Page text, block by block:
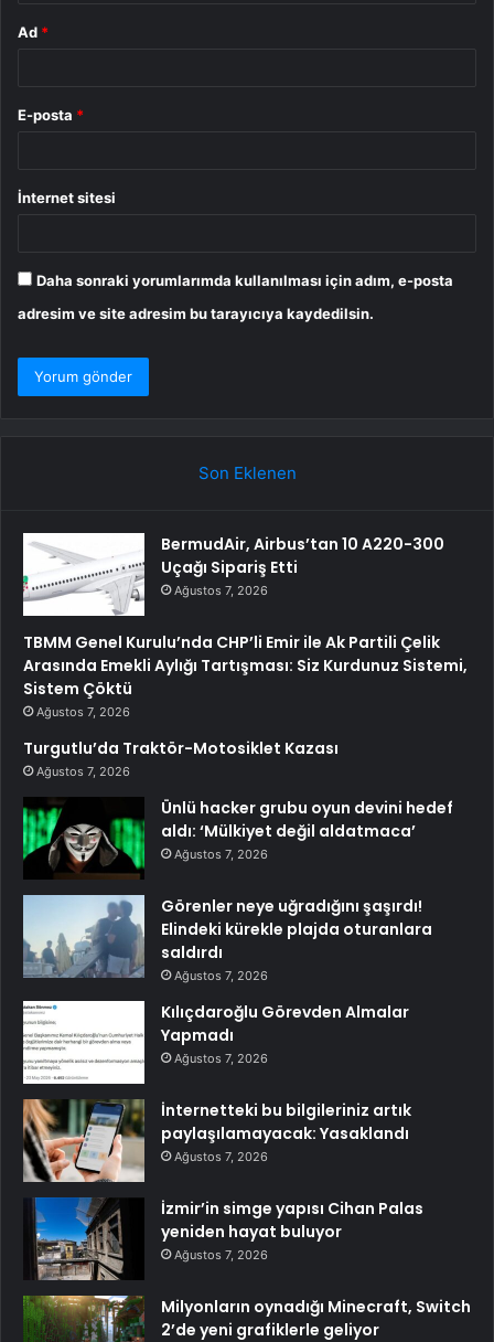
Ad *
E-posta *
İnternet sitesi
Daha sonraki yorumlarımda kullanılması için adım, e-posta
adresim ve site adresim bu tarayıcıya kaydedilsin.
Son Eklenen
BermudAir, Airbus’tan 10 A220-300
Uçağı Sipariş Etti
Ağustos 7, 2026
TBMM Genel Kurulu’nda CHP’li Emir ile Ak Partili Çelik
Arasında Emekli Aylığı Tartışması: Siz Kurdunuz Sistemi,
Sistem Çöktü
Ağustos 7, 2026
Turgutlu’da Traktör-Motosiklet Kazası
Ağustos 7, 2026
Ünlü hacker grubu oyun devini hedef
aldı: ‘Mülkiyet değil aldatmaca’
Ağustos 7, 2026
Görenler neye uğradığını şaşırdı!
Elindeki kürekle plajda oturanlara
saldırdı
Ağustos 7, 2026
Kılıçdaroğlu Görevden Almalar
Yapmadı
Ağustos 7, 2026
İnternetteki bu bilgileriniz artık
paylaşılamayacak: Yasaklandı
Ağustos 7, 2026
İzmir’in simge yapısı Cihan Palas
yeniden hayat buluyor
Ağustos 7, 2026
Milyonların oynadığı Minecraft, Switch
2’de yeni grafiklerle geliyor